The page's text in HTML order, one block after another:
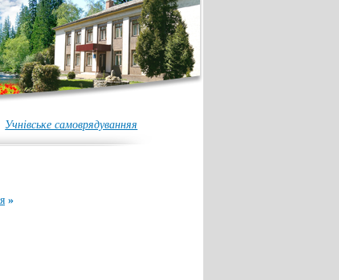
Учнівське самоврядуванняя
»